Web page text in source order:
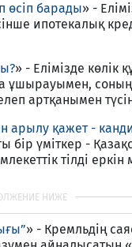
өсіп барады» -
ипотекалық
» - Елімізде
ұшырауымен,
артқанымен
арылу қажет -
бір үміткер -
тілді еркін
» - Кремльдің